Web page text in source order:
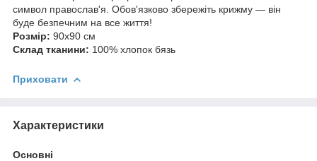
символ православ'я. Обов'язково збережіть крижму — він
буде безпечним на все життя!
Розмір: 90х90 см
Склад тканини: 100% хлопок бязь
Приховати
Характеристики
Основні